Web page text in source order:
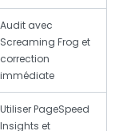
Audit avec
Screaming Frog et
correction
immédiate
Utiliser PageSpeed
Insights et